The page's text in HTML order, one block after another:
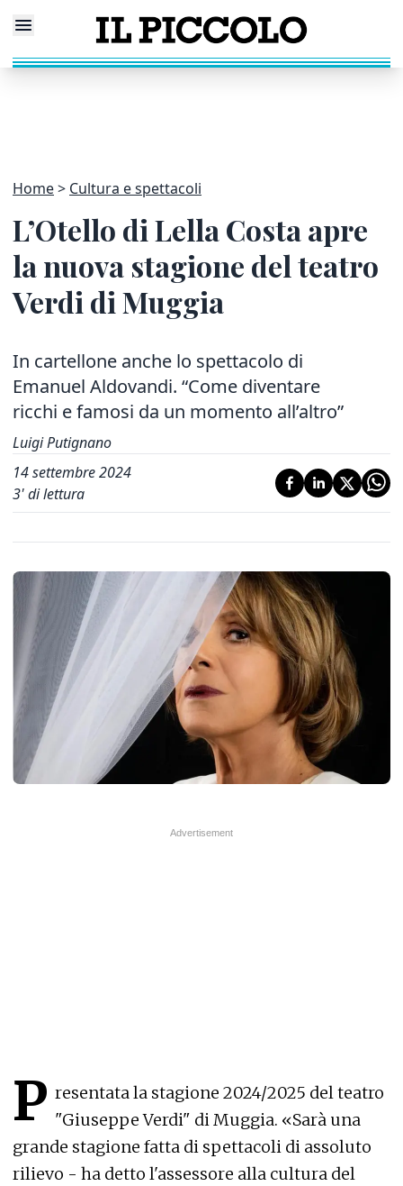
Home Cultura e spettacoli
L’Otello di Lella Costa apre
la nuova stagione del teatro
Verdi di Muggia
In cartellone anche lo spettacolo di
Emanuel Aldovandi. “Come diventare
ricchi e famosi da un momento all’altro”
Luigi Putignano
14 settembre 2024
3' di lettura
P resentata la stagione 2024/2025 del teatro
"Giuseppe Verdi" di Muggia. «Sarà una
grande stagione fatta di spettacoli di assoluto
rilievo - ha detto l'assessore alla cultura del